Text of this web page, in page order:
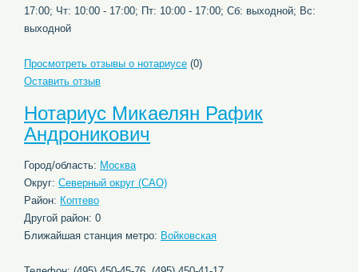
17:00; Чт: 10:00 - 17:00; Пт: 10:00 - 17:00; Сб: выходной; Вс:
выходной
Просмотреть отзывы о нотариусе (0)
Оставить отзыв
Нотариус Микаелян Рафик
Андроникович
Город/область: Москва
Округ: Северный округ (САО)
Район: Коптево
Другой район: 0
Ближайшая станция метро: Войковская